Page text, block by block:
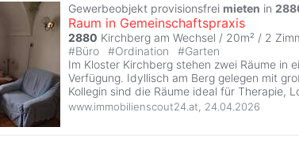
Gewerbeobjekt provisionsfrei mieten in
Raum in Gemeinschaftspraxis
2880 Kirchberg am Wechsel / 20m² / 2
#Büro #Ordination #Garten
Im Kloster Kirchberg stehen zwei Räume in
Verfügung. Idyllisch am Berg gelegen mit
Kollegin sind die Räume ideal für Therapie,
www.immobilienscout24.at 24.04.2026